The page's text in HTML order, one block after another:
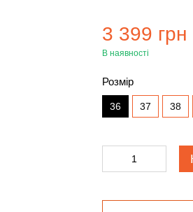
3 399 грн
В наявності
Розмір
36 37 38